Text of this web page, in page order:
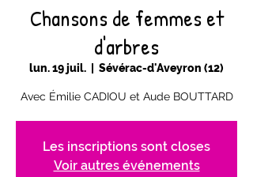
Chansons de femmes et
d'arbres
lun. 19 juil. Sévérac-d'Aveyron (12)
Avec Émilie CADIOU et Aude BOUTTARD
Les inscriptions sont closes
Voir autres événements